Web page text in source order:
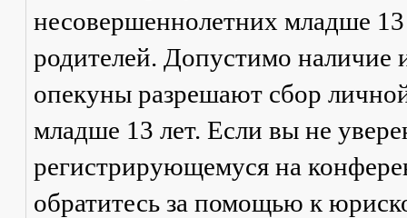
несовершеннолетних младше 13
родителей. Допустимо наличие
опекуны разрешают сбор
младше 13 лет. Если вы не
регистрирующемуся на
обратитесь за помощью к